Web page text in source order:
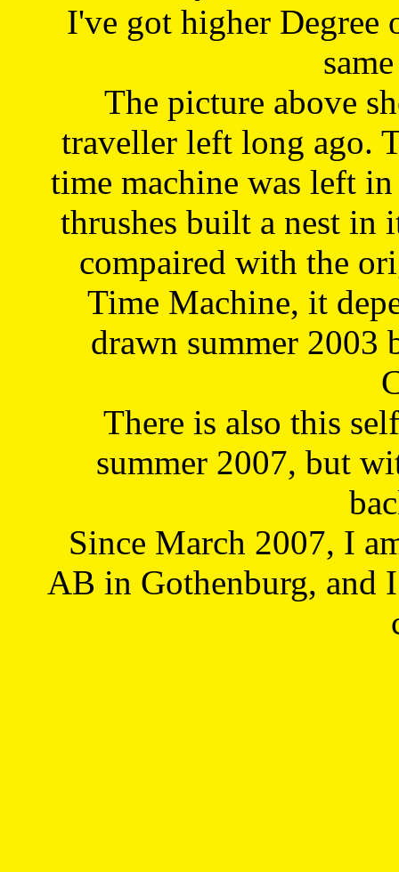
I've got higher Degree
The picture above
traveller left long ago.
time machine was left
thrushes built a nest in
compaired with the
Time Machine, it
drawn summer 2003
There is also this
summer 2007, but
Since March 2007, I
AB in Gothenburg, and